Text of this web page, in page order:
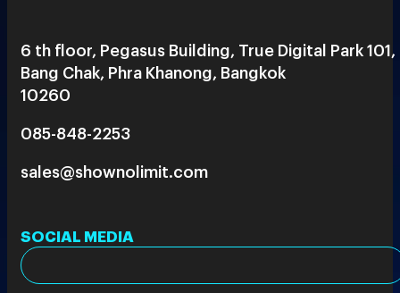
6 th floor, Pegasus Building, True Digital Park 101,
Bang Chak, Phra Khanong, Bangkok
10260
085-848-2253
sales@shownolimit.com
SOCIAL MEDIA